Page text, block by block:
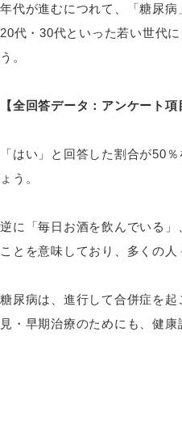
年代が進むにつれて、「糖尿
20代・30代といった若い世代
う。
【全回答データ：アンケート項
「はい」と回答した割合が50
ょう。
逆に「毎日お酒を飲んでいる
ことを意味しており、多くの
糖尿病は、進行して合併症を
見・早期治療のためにも、健